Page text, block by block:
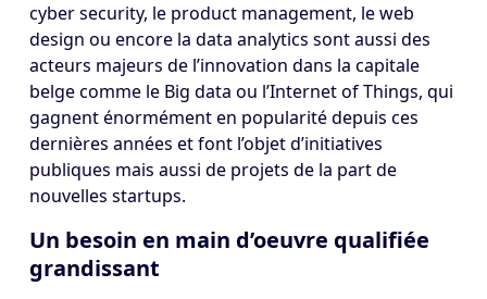
cyber security, le product management, le web
design ou encore la data analytics sont aussi des
acteurs majeurs de l’innovation dans la capitale
belge comme le Big data ou l’Internet of Things, qui
gagnent énormément en popularité depuis ces
dernières années et font l’objet d’initiatives
publiques mais aussi de projets de la part de
nouvelles startups.
Un besoin en main d’oeuvre qualifiée
grandissant